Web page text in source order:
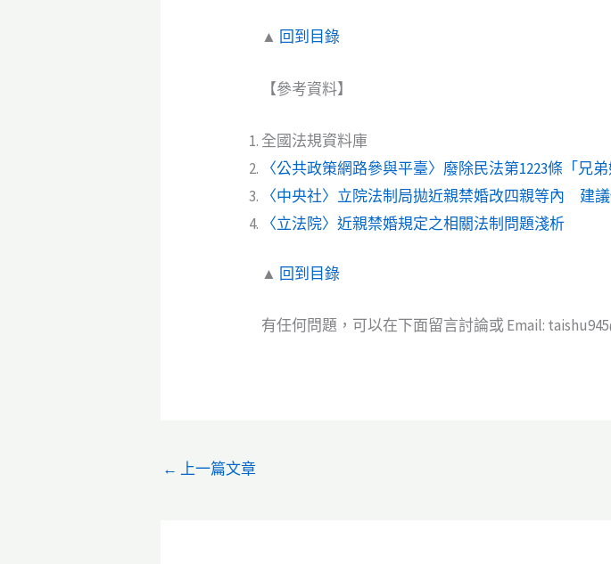
▲ 回到目錄
【參考資料】
全國法規資料庫
〈公共政策網路參與平臺〉廢除民法第1223條「兄
〈中央社〉立院法制局拋近親禁婚改四親等內 建
〈立法院〉近親禁婚規定之相關法制問題淺析
▲ 回到目錄
有任何問題，可以在下面留言討論或 Email:
← 上一篇文章